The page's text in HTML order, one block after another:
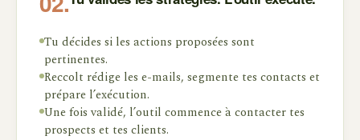
02.
Tu décides si les actions proposées sont
pertinentes.
Reccolt rédige les e-mails, segmente tes contacts et
prépare l’exécution.
Une fois validé, l’outil commence à contacter tes
prospects et tes clients.